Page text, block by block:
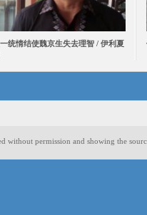
统情结使魏京生失去理智 / 伊利夏
without permission and showing the